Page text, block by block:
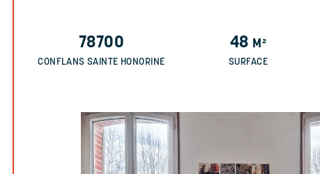
78700
CONFLANS SAINTE HONORINE
48 M²
SURFACE